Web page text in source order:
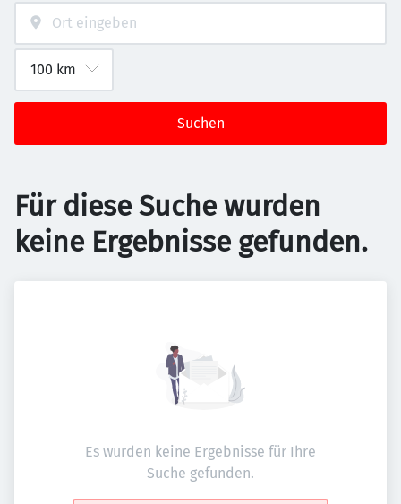
Suchen
Für diese Suche wurden
keine Ergebnisse gefunden.
Es wurden keine Ergebnisse für Ihre
Suche gefunden.